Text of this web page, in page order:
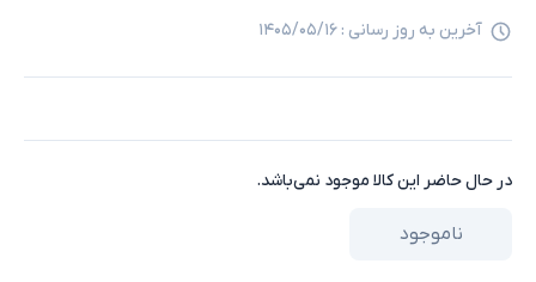
آخرین به روز رسانی : ۱۴۰۵/۰۵/۱۶
در حال حاضر این کالا موجود نمی‌باشد.
ناموجود